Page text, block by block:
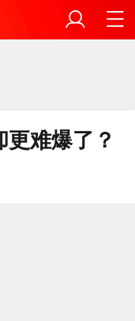
难爆了？